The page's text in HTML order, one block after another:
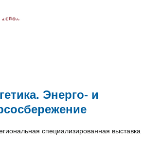
Энерго- и
специализированная выставка